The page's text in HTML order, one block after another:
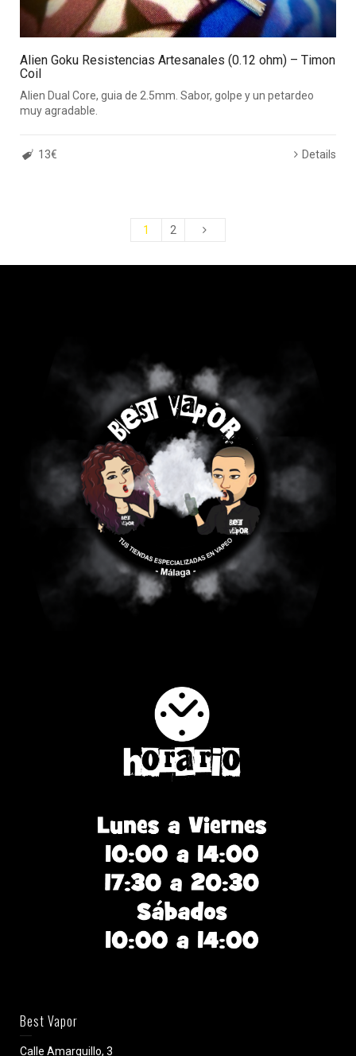
Alien Goku Resistencias Artesanales (0.12 ohm) – Timon
Coil
Alien Dual Core, guia de 2.5mm. Sabor, golpe y un petardeo
muy agradable.
13€ Details
1 2
Best Vapor
Calle Amarguillo, 3